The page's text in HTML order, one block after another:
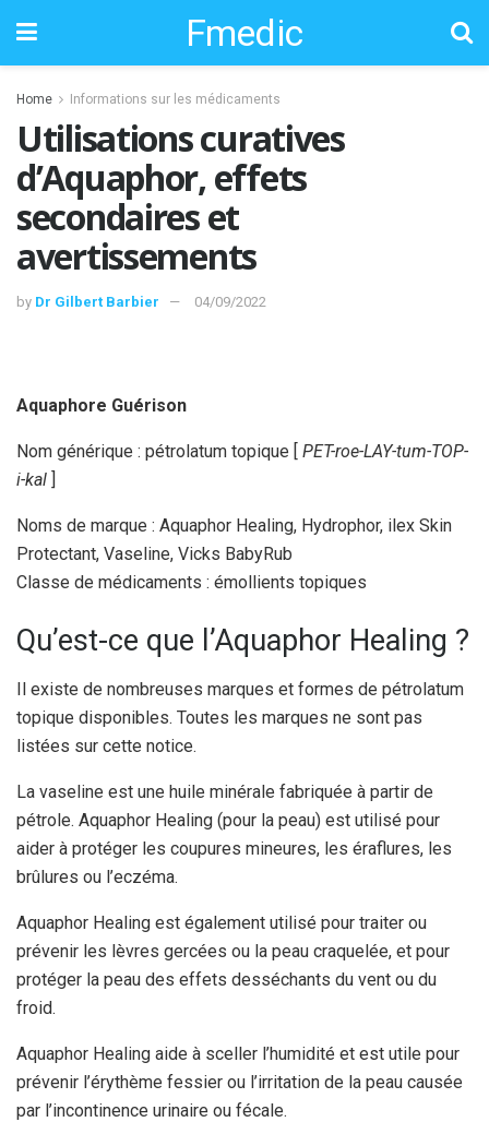
Fmedic
Home Informations sur les médicaments
Utilisations curatives
d’Aquaphor, effets
secondaires et
avertissements
by Dr Gilbert Barbier 04/09/2022
Aquaphore Guérison
Nom générique : pétrolatum topique [ PET-roe-LAY-tum-TOP-
i-kal ]
Noms de marque : Aquaphor Healing, Hydrophor, ilex Skin
Protectant, Vaseline, Vicks BabyRub
Classe de médicaments : émollients topiques
Qu’est-ce que l’Aquaphor Healing ?
Il existe de nombreuses marques et formes de pétrolatum
topique disponibles. Toutes les marques ne sont pas
listées sur cette notice.
La vaseline est une huile minérale fabriquée à partir de
pétrole. Aquaphor Healing (pour la peau) est utilisé pour
aider à protéger les coupures mineures, les éraflures, les
brûlures ou l’eczéma.
Aquaphor Healing est également utilisé pour traiter ou
prévenir les lèvres gercées ou la peau craquelée, et pour
protéger la peau des effets desséchants du vent ou du
froid.
Aquaphor Healing aide à sceller l’humidité et est utile pour
prévenir l’érythème fessier ou l’irritation de la peau causée
par l’incontinence urinaire ou fécale.